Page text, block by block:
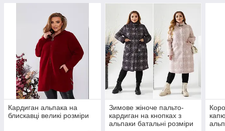
Кардиган альпака на
блискавці великі розміри
Зимове жіноче пальто-
кардиган на кнопках з
альпаки батальні розміри